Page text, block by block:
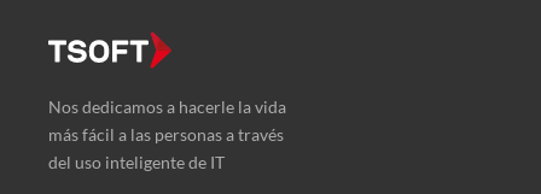
Nos dedicamos a hacerle la vida
más fácil a las personas a través
del uso inteligente de IT